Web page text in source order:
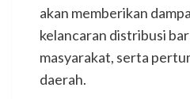
akan memberikan
kelancaran distribusi
masyarakat, serta
daerah.